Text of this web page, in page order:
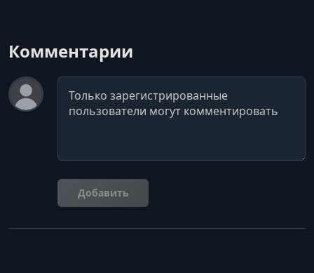
Комментарии
Комментарий
Добавить